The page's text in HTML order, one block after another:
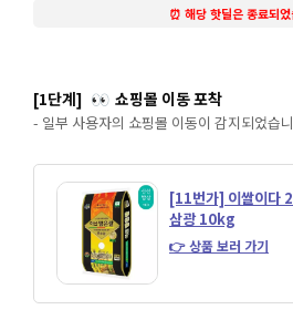
⏰ 해당 핫딜은 종료되
[1단계] 👀 쇼핑몰 이동 포착
- 일부 사용자의 쇼핑몰 이동이 감지되었습
[11번가] 이쌀이다
삼광 10kg
👉 상품 보러 가기